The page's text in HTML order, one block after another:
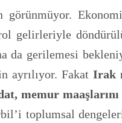
gelirleriyle
da gerilemesi
ayrılıyor. Fakat Irak
memur
toplumsal